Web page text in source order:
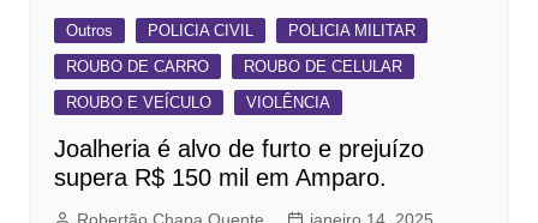
Outros POLICIA CIVIL
POLICIA MILITAR
ROUBO DE CARRO
ROUBO DE CELULAR
ROUBO E VEÍCULO
VIOLÊNCIA
Joalheria é alvo de furto e prejuízo
supera R$ 150 mil em Amparo.